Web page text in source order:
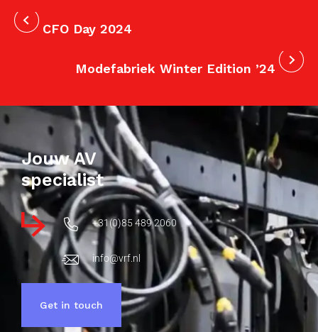
CFO Day 2024
Modefabriek Winter Edition ’24
Jouw AV
specialist
+31(0)85 489 2060
info@vrf.nl
Get in touch